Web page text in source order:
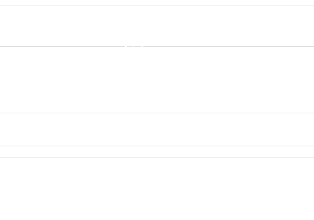
Weihnachtsfrieden auf Troll-Fundamenten steht
Schnapsbrennerei von Le Havre
den Umzug verweigerte